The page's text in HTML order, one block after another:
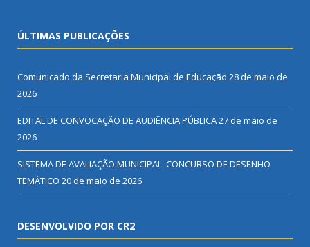
ÚLTIMAS PUBLICAÇÕES
Comunicado da Secretaria Municipal de Educação 28 de maio de
2026
EDITAL DE CONVOCAÇÃO DE AUDIÊNCIA PÚBLICA27 de maio de
2026
SISTEMA DE AVALIAÇÃO MUNICIPAL: CONCURSO DE DESENHO
TEMÁTICO 20 de maio de 2026
DESENVOLVIDO POR CR2